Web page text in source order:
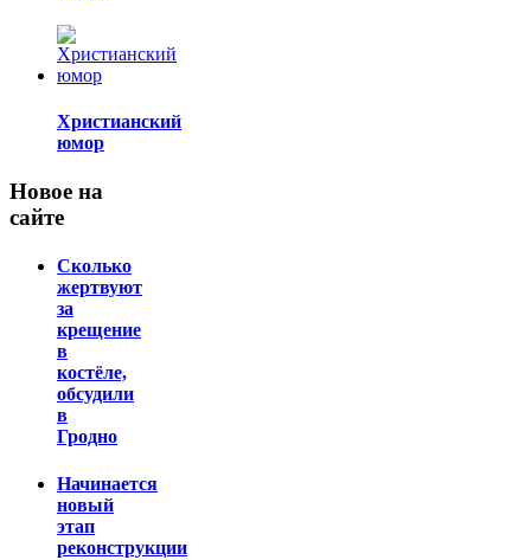
Христианский
юмор
Новое на
сайте
Сколько
жертвуют
за
крещение
в
костёле,
обсудили
в
Гродно
Начинается
новый
этап
реконструкции